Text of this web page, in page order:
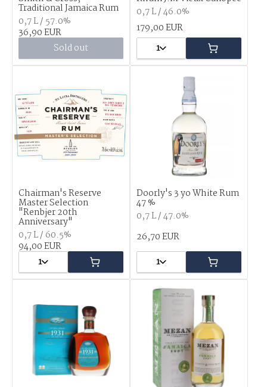
Traditional Jamaica Rum
0,7 L / 57.0%
36,90 EUR
Sold out
0,7 L / 46.0%
179,00 EUR
1
Chairman's Reserve
Master Selection
"Renbjer 20th
Anniversary"
0,7 L / 60.5%
94,00 EUR
1
Doorly's 3 yo White Rum
47 %
0,7 L / 47.0%
26,70 EUR
1